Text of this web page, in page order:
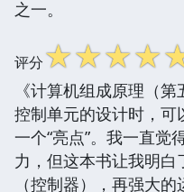
之一。
评分☆☆☆☆
《计算机组成原理（
控制单元的设计时，可
一个“亮点”。我一直觉
力，但这本书让我明白
（控制器），再强大